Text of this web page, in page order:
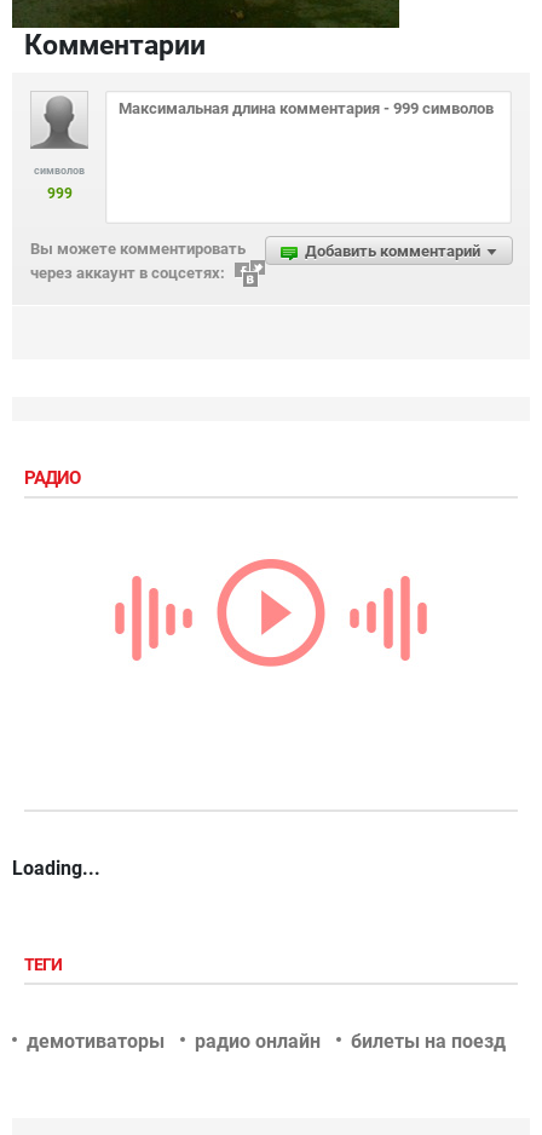
Комментарии
символов
999
Добавить комментарий
Вы можете комментировать
через аккаунт в соцсетях:
РАДИО
Loading...
ТЕГИ
демотиваторы радио онлайн билеты на поезд